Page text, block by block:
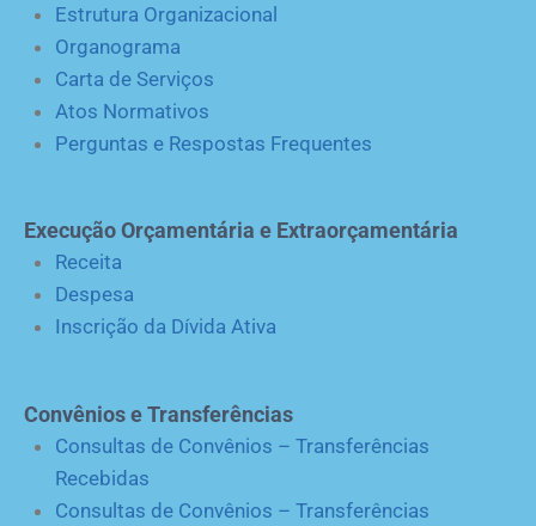
Estrutura Organizacional
Organograma
Carta de Serviços
Atos Normativos
Perguntas e Respostas Frequentes
Execução Orçamentária e Extraorçamentária
Receita
Despesa
Inscrição da Dívida Ativa
Convênios e Transferências
Consultas de Convênios – Transferências
Recebidas
Consultas de Convênios – Transferências